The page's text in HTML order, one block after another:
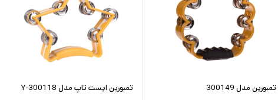
تمبورین مدل 300149 تمبورین ایست تاپ مدل Y-300118